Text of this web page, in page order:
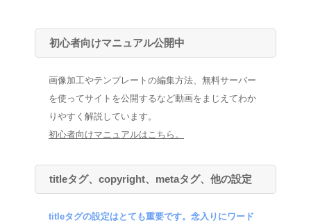
初心者向けマニュアル公開中
画像加工やテンプレートの編集方法、無料サーバー
を使ってサイトを公開するなど動画をまじえてわか
りやすく解説しています。
初心者向けマニュアルはこちら。
titleタグ、copyright、metaタグ、他の設定
titleタグの設定はとても重要です。念入りにワード